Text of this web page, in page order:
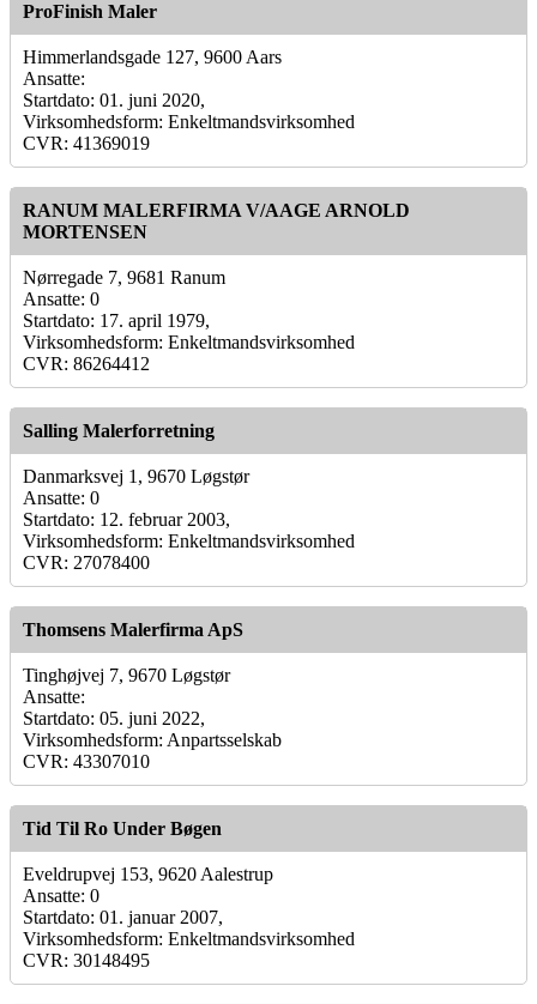
ProFinish Maler
Himmerlandsgade 127, 9600 Aars
Ansatte:
Startdato: 01. juni 2020,
Virksomhedsform: Enkeltmandsvirksomhed
CVR: 41369019
RANUM MALERFIRMA V/AAGE ARNOLD
MORTENSEN
Nørregade 7, 9681 Ranum
Ansatte: 0
Startdato: 17. april 1979,
Virksomhedsform: Enkeltmandsvirksomhed
CVR: 86264412
Salling Malerforretning
Danmarksvej 1, 9670 Løgstør
Ansatte: 0
Startdato: 12. februar 2003,
Virksomhedsform: Enkeltmandsvirksomhed
CVR: 27078400
Thomsens Malerfirma ApS
Tinghøjvej 7, 9670 Løgstør
Ansatte:
Startdato: 05. juni 2022,
Virksomhedsform: Anpartsselskab
CVR: 43307010
Tid Til Ro Under Bøgen
Eveldrupvej 153, 9620 Aalestrup
Ansatte: 0
Startdato: 01. januar 2007,
Virksomhedsform: Enkeltmandsvirksomhed
CVR: 30148495